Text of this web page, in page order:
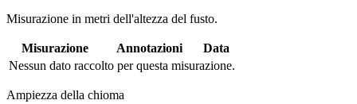
Misurazione in metri dell'altezza del fusto.
Misurazione Annotazioni
Data
Nessun dato raccolto per questa misurazione.
Ampiezza della chioma